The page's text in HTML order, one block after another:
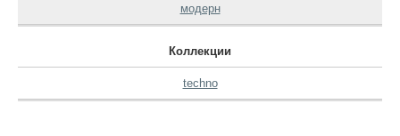
модерн
Коллекции
techno